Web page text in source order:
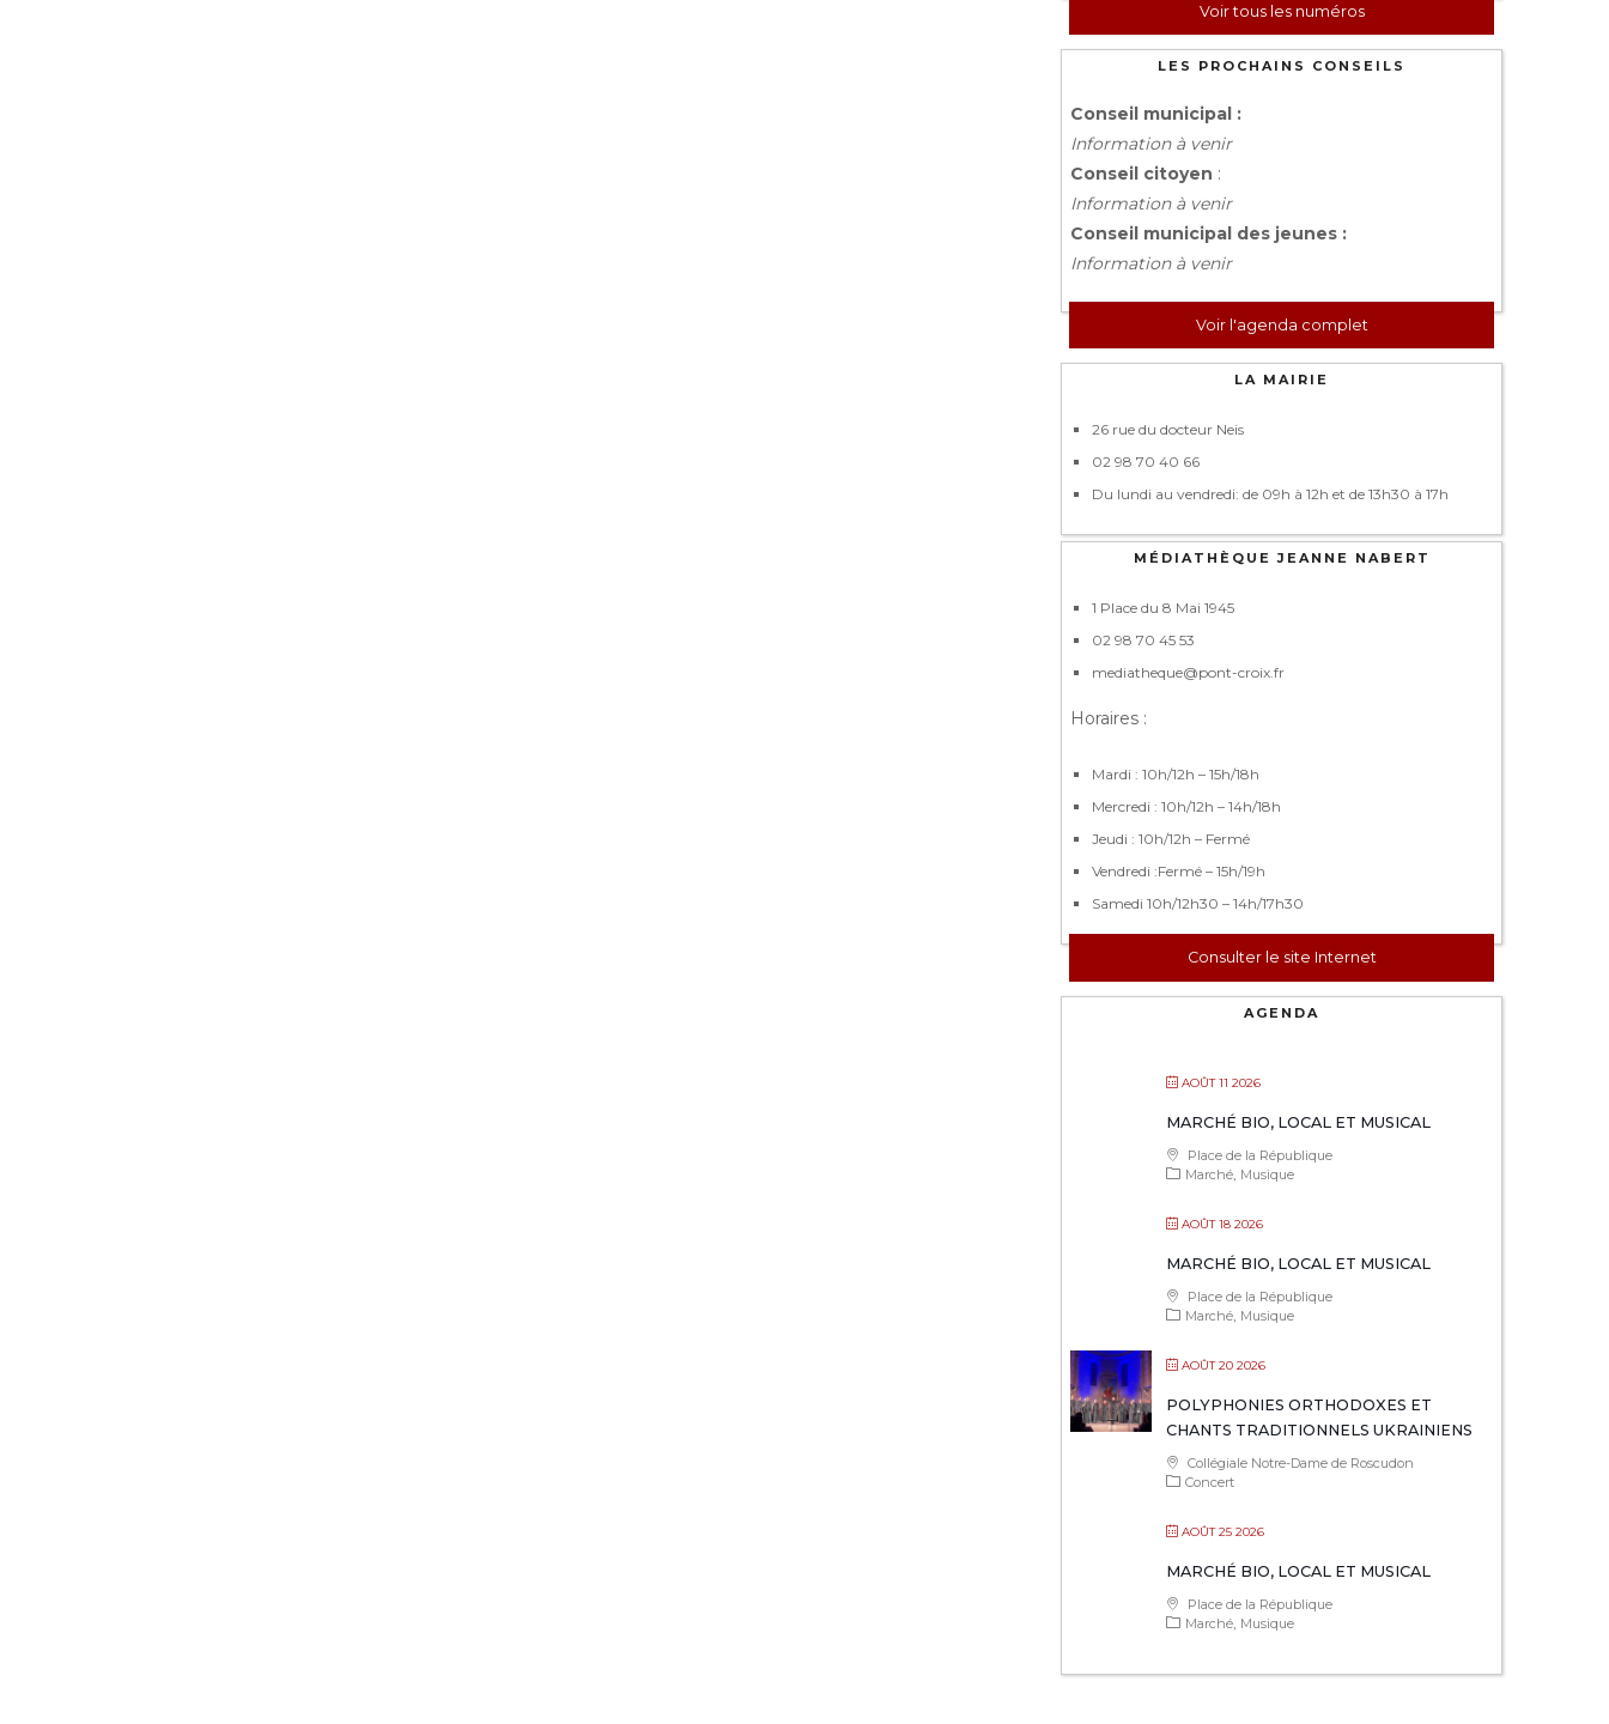
Voir tous les numéros
LES PROCHAINS CONSEILS
Conseil municipal :
Information à venir
Conseil citoyen :
Information à venir
Conseil municipal des jeunes :
Information à venir
Voir l'agenda complet
LA MAIRIE
26 rue du docteur Neis
02 98 70 40 66
Du lundi au vendredi: de 09h à 12h et de 13h30 à 17h
MÉDIATHÈQUE JEANNE NABERT
1 Place du 8 Mai 1945
02 98 70 45 53
mediatheque@pont-croix.fr
Horaires :
Mardi : 10h/12h – 15h/18h
Mercredi : 10h/12h – 14h/18h
Jeudi : 10h/12h – Fermé
Vendredi :Fermé – 15h/19h
Samedi 10h/12h30 – 14h/17h30
Consulter le site Internet
AGENDA
AOÛT 11 2026
MARCHÉ BIO, LOCAL ET MUSICAL
Place de la République
Marché Musique
AOÛT 18 2026
MARCHÉ BIO, LOCAL ET MUSICAL
Place de la République
Marché Musique
AOÛT 20 2026
POLYPHONIES ORTHODOXES ET
CHANTS TRADITIONNELS UKRAINIENS
Collégiale Notre-Dame de Roscudon
Concert
AOÛT 25 2026
MARCHÉ BIO, LOCAL ET MUSICAL
Place de la République
Marché Musique